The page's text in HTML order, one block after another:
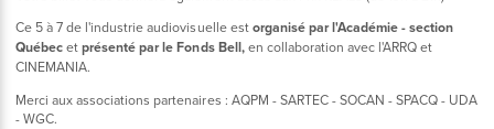
Ce 5 à 7 de l'industrie audiovisuelle estorganisé par l'Académie - section
Québecetprésenté par le Fonds Bell,en collaboration avec l'ARRQ et
CINEMANIA.
Merci aux associations partenaires : AQPM - SARTEC - SOCAN - SPACQ - UDA
- WGC.